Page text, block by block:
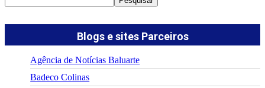
Blogs e sites Parceiros
Agência de Notícias Baluarte
Badeco Colinas